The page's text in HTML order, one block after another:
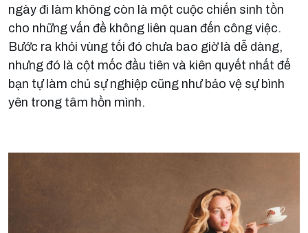
ngày đi làm không còn là một cuộc chiến sinh tồn
cho những vấn đề không liên quan đến công việc.
Bước ra khỏi vùng tối đó chưa bao giờ là dễ dàng,
nhưng đó là cột mốc đầu tiên và kiên quyết nhất để
bạn tự làm chủ sự nghiệp cũng như bảo vệ sự bình
yên trong tâm hồn mình.